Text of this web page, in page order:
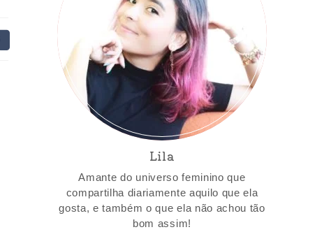
Lila
Amante do universo feminino que
compartilha diariamente aquilo que ela
gosta, e também o que ela não achou tão
bom assim!